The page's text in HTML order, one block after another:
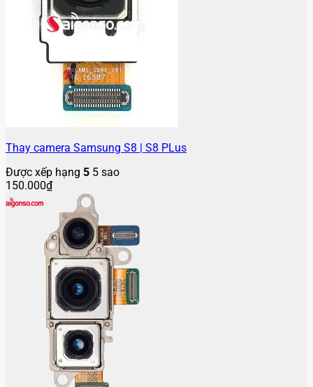
Thay camera Samsung S8 | S8 PLus
Được xếp hạng 5 5 sao
150.000₫